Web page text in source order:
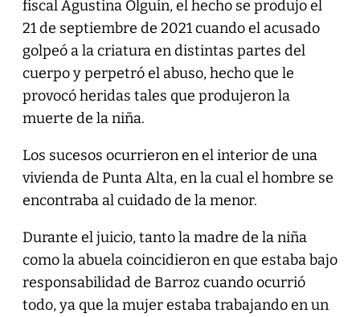
fiscal Agustina Olguín, el hecho se produjo el
21 de septiembre de 2021 cuando el acusado
golpeó a la criatura en distintas partes del
cuerpo y perpetró el abuso, hecho que le
provocó heridas tales que produjeron la
muerte de la niña.
Los sucesos ocurrieron en el interior de una
vivienda de Punta Alta, en la cual el hombre se
encontraba al cuidado de la menor.
Durante el juicio, tanto la madre de la niña
como la abuela coincidieron en que estaba bajo
responsabilidad de Barroz cuando ocurrió
todo, ya que la mujer estaba trabajando en un